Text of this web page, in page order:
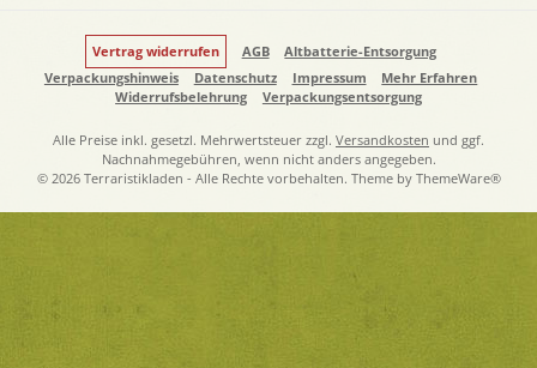
Vertrag widerrufen AGB
Altbatterie-Entsorgung
Verpackungshinweis
Datenschutz Impressum
Mehr Erfahren
Widerrufsbelehrung
Verpackungsentsorgung
Alle Preise inkl. gesetzl. Mehrwertsteuer zzgl. Versandkosten und ggf.
Nachnahmegebühren, wenn nicht anders angegeben.
© 2026 Terraristikladen - Alle Rechte vorbehalten. Theme by ThemeWare®